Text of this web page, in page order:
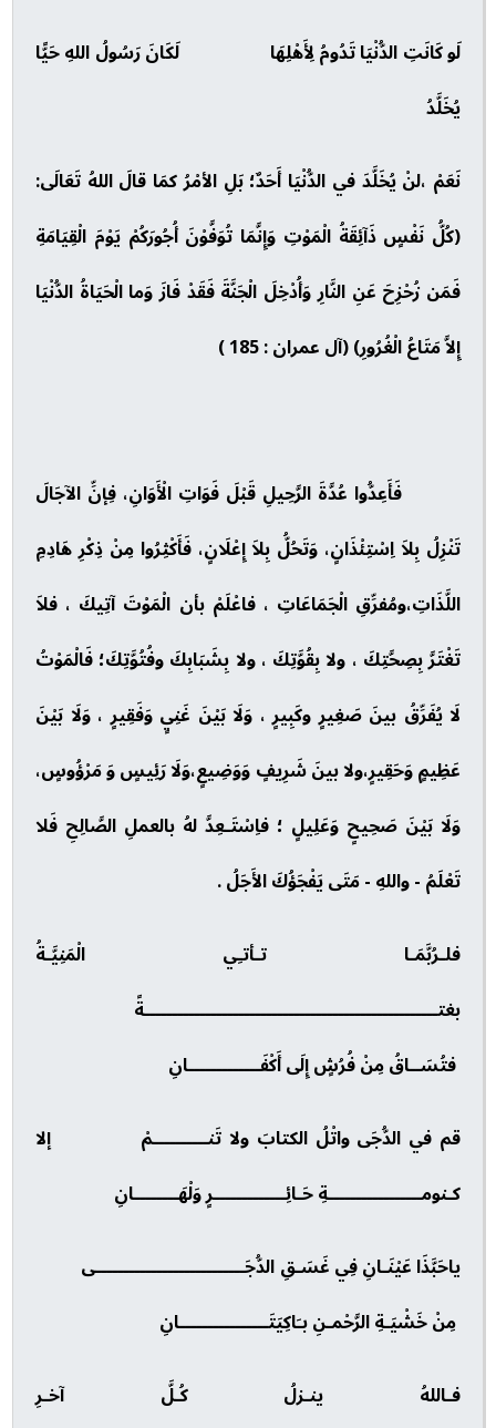
لَو كَانَتِ الدُّنْيَا تَدُومُ لِأَهْلِهَا لَكَانَ رَسُولُ اللهِ حَيًّا
يُخَلَّدُ
نَعَمْ ،لنْ يُخَلَّدَ في الدُّنْيَا أَحَدٌ؛ بَلِ الأمْرُ كمَا قالَ اللهُ تَعَالَى:
(كُلُّ نَفْسٍ ذَآئِقَةُ الْمَوْتِ وَإِنَّمَا تُوَفَّوْنَ أُجُورَكُمْ يَوْمَ الْقِيَامَةِ
فَمَن زُحْزِحَ عَنِ النَّارِ وَأُدْخِلَ الْجَنَّةَ فَقَدْ فَازَ وَما الْحَيَاةُ الدُّنْيَا
إِلاَّ مَتَاعُ الْغُرُورِ) (آل عمران : 185 )
فَأَعِدُّوا عُدَّةَ الرَّحِيلِ قَبْلَ فَوَاتِ الْأَوَانِ، فِإنِّ الآجَالَ
تَنْزِلُ بِلاَ اِسْتِئْذَانٍ، وَتَحُلُّ بِلاَ إِعْلَانٍ، فَأَكْثِرُوا مِنْ ذِكْرِ هَادِمِ
اللَّذَاتِ،ومُفرِّقِ الْجَمَاعَاتِ ، فاعْلَمْ بأن الْمَوْتَ آتِيكَ ، فلاَ
تَغْتَرَّ بِصِحَّتِكَ ، ولا بِقُوَّتِكَ ، ولا بِشَبَابِكَ وفُتُوَّتِكَ؛ فَالْمَوْتُ
لَا يُفَرِّقُ بينَ صَغِيرٍ وكَبِيرٍ ، وَلَا بَيْنَ غَنِيٍ وَفَقِيرٍ ، وَلَا بَيْنَ
عَظِيمٍ وَحَقِيرٍ،ولا بينَ شَرِيفٍ وَوَضِيعٍ،وَلَا رَئِيسٍ وَ مَرْؤُوسٍ،
وَلَا بَيْنَ صَحِيحٍ وَعَلِيلٍ ؛ فاِسْتَـعِدَّ لهُ بالعملِ الصَّالِحِ فَلا
تَعْلَمُ - واللهِ - مَتَى يَفْجَؤُكَ الأَجَلُ .
فلـرُبَّمَـا تـأتـِي الْمَنِيَّـةُ
بغتـــــــــــــــــــــــــــــــــــــــــــــــــــــةً
فتُسَــاقُ مِنْ فُرُشٍ إِلَى أَكْفَـــــــــــــانِ
قم في الدُّجَى واتْلُ الكتابَ ولا تَنــــــــــمْ إلا
كـنومـــــــــــــــــةِ حَـائِـــــــــــــرٍ وَلْهَــــــــانِ
ياحَبَّذَا عَيْنَـانِ فِي غَسَـقِ الدُّجَـــــــــــــــــــــــــــى
مِنْ خَشْيَـةِ الرَّحْمـنِ بـَاكِيَتَــــــــــــــــانِ
فـاللهُ ينـزلُ كُـلَّ آخـرِ